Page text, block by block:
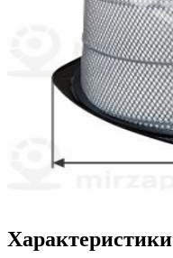
Характеристики